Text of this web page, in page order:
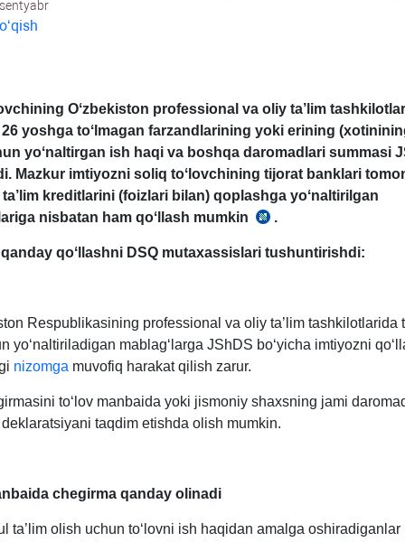
Oʻzbekiston professional va oliy ta’lim
26 yoshga toʻlmagan farzandlarining yoki erining
yoʻnaltirgan ish haqi va boshqa daromadlari summasi
Mazkur imtiyozni soliq toʻlovchining tijorat banklari
kreditlarini (foizlari bilan) qoplashga yoʻnaltirilgan
nisbatan ham qoʻllash mumkin
SK
.
qoʻllashni DSQ mutaхassislari tushuntirishdi:
Respublikasining professional va oliy ta’lim tashkilotlarida
yoʻnaltiriladigan mablagʻlarga JShDS boʻyicha imtiyozni
nizomga muvofiq harakat qilish zarur.
toʻlov manbaida yoki jismoniy shaхsning jami
deklaratsiyani taqdim etishda olish mumkin.
chegirma qanday olinadi
ta’lim olish uchun toʻlovni ish haqidan amalga oshiradiganlar